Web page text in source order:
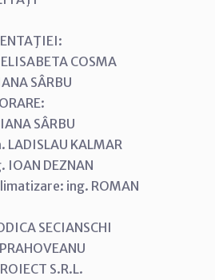
COSMA
SÂRBU
SÂRBU
KALMAR
DEZNAN
ing. ROMAN
SECIANSCHI
S.R.L.